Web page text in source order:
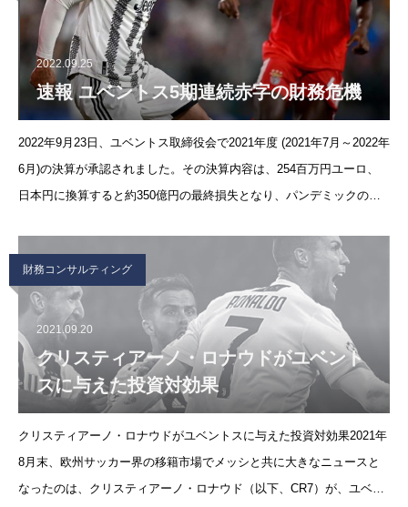
2022.09.25
速報 ユベントス5期連続赤字の財務危機
2022年9月23日、ユベントス取締役会で2021年度 (2021年7月～2022年
6月)の決算が承認されました。その決算内容は、254百万円ユーロ、
日本円に換算すると約350億円の最終損失となり、パンデミックの影
財務コンサルティング
2021.09.20
クリスティアーノ・ロナウドがユベント
スに与えた投資対効果
クリスティアーノ・ロナウドがユベントスに与えた投資対効果2021年
8月末、欧州サッカー界の移籍市場でメッシと共に大きなニュースと
なったのは、クリスティアーノ・ロナウド（以下、CR7）が、ユベン